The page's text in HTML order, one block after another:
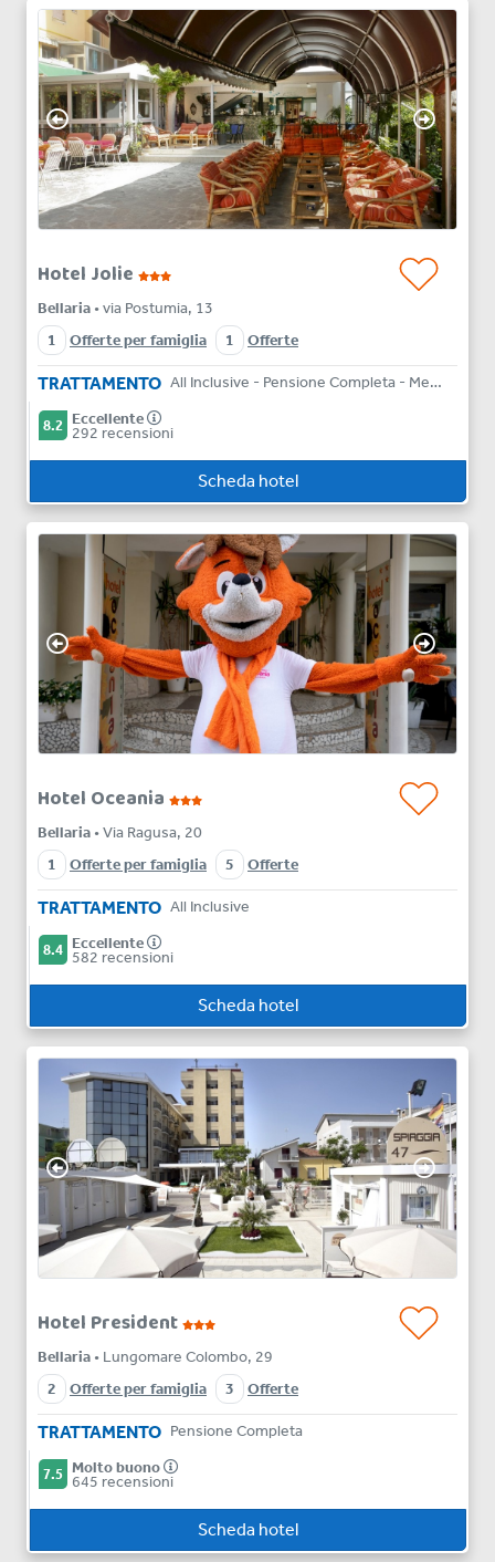
Hotel Jolie
Bellaria • via Postumia, 13
1
Offerte per famiglia 1 Offerte
TRATTAMENTO All Inclusive - Pensione Completa - Mezza Pensione
8.2 Eccellente
292 recensioni
Scheda hotel
Hotel Oceania
Bellaria • Via Ragusa, 20
1
Offerte per famiglia 5 Offerte
TRATTAMENTO All Inclusive
8.4 Eccellente
582 recensioni
Scheda hotel
Hotel President
Bellaria • Lungomare Colombo, 29
2
Offerte per famiglia 3 Offerte
TRATTAMENTO Pensione Completa
7.5 Molto buono
645 recensioni
Scheda hotel